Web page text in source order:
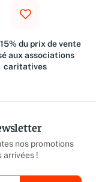
du prix de vente
aux associations
caritatives
nos promotions
!